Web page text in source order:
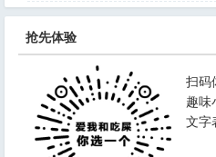
抢先体验
扫码
趣味
文字